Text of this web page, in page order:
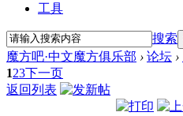
工具
搜索
魔方吧·中文魔方俱乐部 › 论坛 ›
123下一页
返回列表